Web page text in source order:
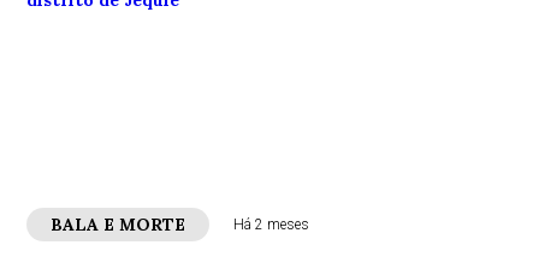
BALA E MORTE Há 2 meses